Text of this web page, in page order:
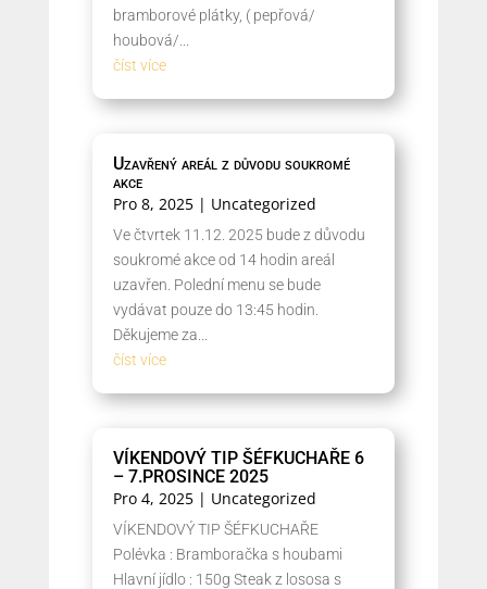
bramborové plátky, ( pepřová/
houbová/...
číst více
Uzavřený areál z důvodu soukromé
akce
Pro 8, 2025| Uncategorized
Ve čtvrtek 11.12. 2025 bude z důvodu
soukromé akce od 14 hodin areál
uzavřen. Polední menu se bude
vydávat pouze do 13:45 hodin.
Děkujeme za...
číst více
VÍKENDOVÝ TIP ŠÉFKUCHAŘE 6
– 7.PROSINCE 2025
Pro 4, 2025| Uncategorized
VÍKENDOVÝ TIP ŠÉFKUCHAŘE
Polévka : Bramboračka s houbami
Hlavní jídlo : 150g Steak z lososa s